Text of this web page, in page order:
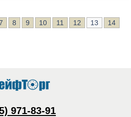
8 9 10 11 12 13
14
971-83-91